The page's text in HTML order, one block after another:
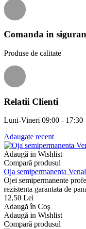
Comanda in
Produse de calitate
Relatii Clienti
Luni-Vineri 09:00 - 17:30
Adaugate recent
Adaugă in Wishlist
Compară produsul
Oja semipermanenta
Ojei semipermanente
rezistenta garantata de
12,50 Lei
Adaugă în Coş
Adaugă in Wishlist
Compară produsul